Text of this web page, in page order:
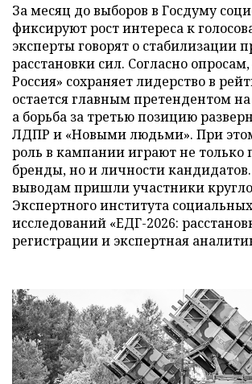
За месяц до выборов в Госдуму
фиксируют рост интереса к
эксперты говорят о стабилизации
расстановки сил. Согласно
Россия» сохраняет лидерство в
остается главным претендентом
а борьба за третью позицию
ЛДПР и «Новыми людьми». При
роль в кампании играют не только
бренды, но и личности
выводам пришли участники
Экспертного института социальных
исследований «ЕДГ-2026:
регистрации и экспертная